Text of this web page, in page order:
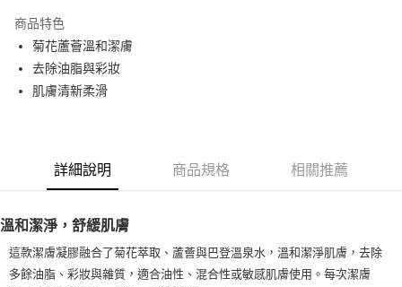
Apple Pay
街口支付
ATM付款
運送方式
全家取貨付款
每筆NT$80，滿NT$999(含以上)免運費
商品特色
菊花蘆薈溫和潔膚
去除油脂與彩妝
肌膚清新柔滑
詳細說明 商品規格 相關推薦
溫和潔淨，舒緩肌膚
這款潔膚凝膠融合了菊花萃取、蘆薈與巴登溫泉水，溫和潔淨肌膚，去除
多餘油脂、彩妝與雜質，適合油性、混合性或敏感肌膚使用。每次潔膚